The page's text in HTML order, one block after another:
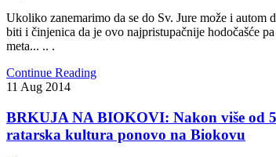
Ukoliko zanemarimo da se do Sv. Jure može i autom
biti i činjenica da je ovo najpristupačnije hodočašće
meta... .. .
Continue Reading
11 Aug 2014
BRKUJA NA BIOKOVI: Nakon više od
ratarska kultura ponovo na Biokovu